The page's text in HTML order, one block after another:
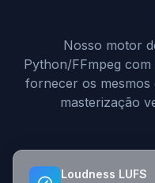
Nosso motor
Python/FFmpeg com
fornecer os mesmos
masterização
Loudness LUFS